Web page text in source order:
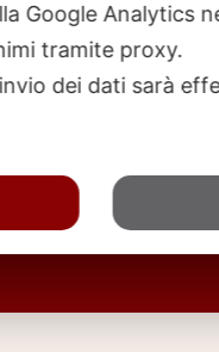
Google Analytics
tramite proxy.
dei dati sarà